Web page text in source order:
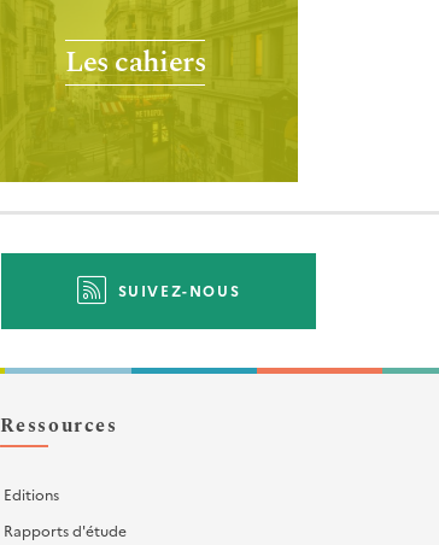
Les cahiers
SUIVEZ-NOUS
Ressources
Editions
Rapports d'étude